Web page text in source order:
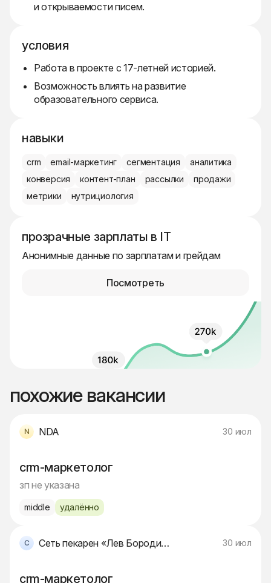
и открываемости писем.
условия
Работа в проекте с 17-летней историей.
Возможность влиять на развитие
образовательного сервиса.
навыки
crm email-маркетинг сегментация
аналитика
конверсия
контент-план рассылки
продажи
метрики
нутрициология
прозрачные зарплаты в IT
Анонимные данные по зарплатам и грейдам
Посмотреть
похожие вакансии
NDA 30 июл
crm-маркетолог
зп не указана
middle удалённо
Сеть пекарен «Лев Бородинский» 30 июл
crm-маркетолог